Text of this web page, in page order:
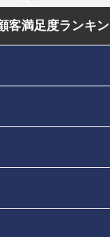
客満足度ランキ